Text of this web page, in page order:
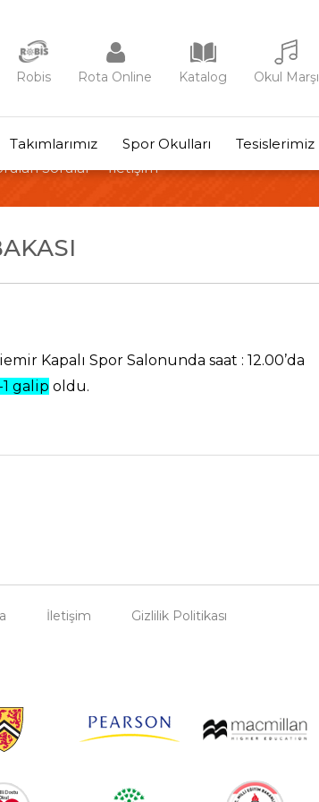
Robis Rota Online Katalog Okul Marşı
Takımlarımız Spor Okulları Tesislerimiz
Sorular İletişim
Kapalı Spor Salonunda saat : 12.00’da
1 galip oldu.
İletişim Gizlilik Politikası